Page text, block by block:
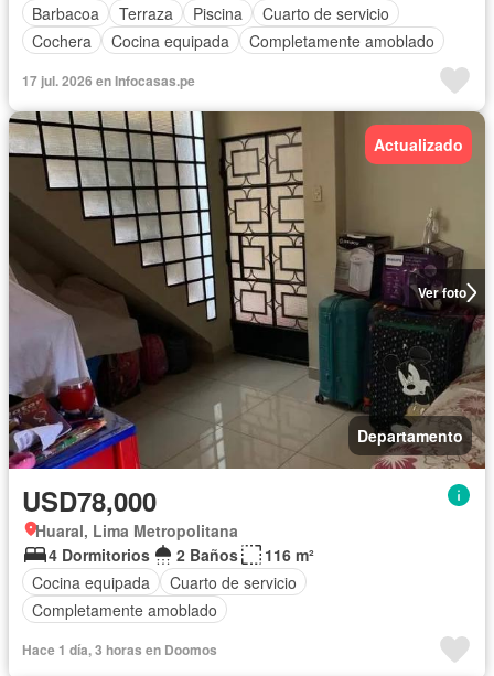
Barbacoa
Terraza Piscina
Cuarto de servicio
Cochera
Cocina equipada Completamente amoblado
17 jul. 2026 en Infocasas.pe
Ver foto
Actualizado
Departamento
USD78,000
Huaral, Lima Metropolitana
4 Dormitorios
2 Baños
116 m²
Cocina equipada
Cuarto de servicio
Completamente amoblado
Hace 1 día, 3 horas en Doomos